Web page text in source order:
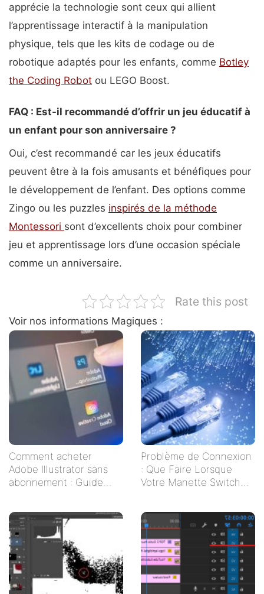
apprécie la technologie sont ceux qui allient
l’apprentissage interactif à la manipulation
physique, tels que les kits de codage ou de
robotique adaptés pour les enfants, comme Botley
the Coding Robot ou LEGO Boost.
FAQ : Est-il recommandé d’offrir un jeu éducatif à
un enfant pour son anniversaire ?
Oui, c’est recommandé car les jeux éducatifs
peuvent être à la fois amusants et bénéfiques pour
le développement de l’enfant. Des options comme
Zingo ou les puzzles inspirés de la méthode
Montessori sont d’excellents choix pour combiner
jeu et apprentissage lors d’une occasion spéciale
comme un anniversaire.
Rate this post
Voir nos informations Magiques :
Comment acheter
Adobe Illustrator sans
abonnement : Guide
Problème de Connexion
: Que Faire Lorsque
Votre Manette Switch